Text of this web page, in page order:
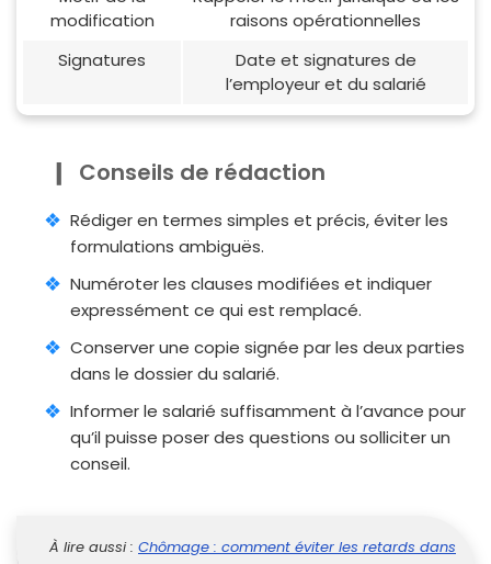
modification
raisons opérationnelles
Signatures
Date et signatures de
l’employeur et du salarié
Conseils de rédaction
Rédiger en termes simples et précis, éviter les
formulations ambiguës.
Numéroter les clauses modifiées et indiquer
expressément ce qui est remplacé.
Conserver une copie signée par les deux parties
dans le dossier du salarié.
Informer le salarié suffisamment à l’avance pour
qu’il puisse poser des questions ou solliciter un
conseil.
À lire aussi : Chômage : comment éviter les retards dans